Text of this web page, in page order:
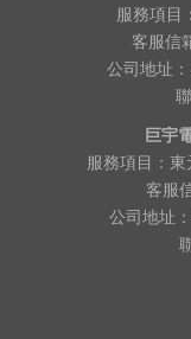
服務項目
客服信
公司地址
巨宇
服務項目：
客服
公司地址